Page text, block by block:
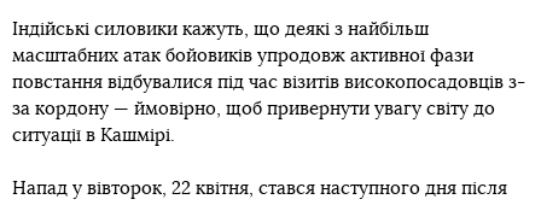
Індійські силовики кажуть, що деякі з найбільш
масштабних атак бойовиків упродовж активної фази
повстання відбувалися під час візитів високопосадовців з-
за кордону — ймовірно, щоб привернути увагу світу до
ситуації в Кашмірі.
Напад у вівторок, 22 квітня, стався наступного дня після